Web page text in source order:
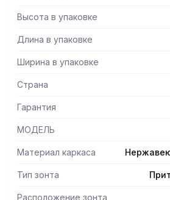
0,8мм
— Поставляется в собранном виде
Высота в упаковке
Длина в упаковке
Ширина в упаковке
Страна
Гарантия
МОДЕЛЬ
Материал каркаса
Тип зонта
Расположение зонта